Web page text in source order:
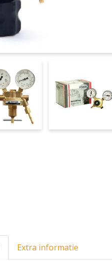
Extra informatie